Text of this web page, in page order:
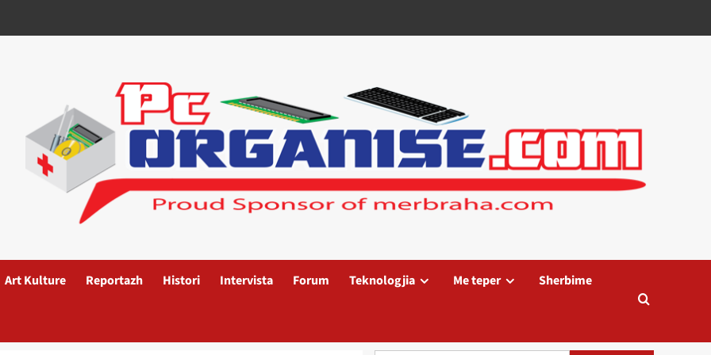
Art Kulture Reportazh Histori Intervista Forum Teknologjia Me teper Sherbime